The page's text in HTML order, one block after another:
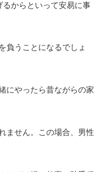
るからといって安易に事
負うことになるでしょ
にやったら昔ながらの家
ません。この場合、男性